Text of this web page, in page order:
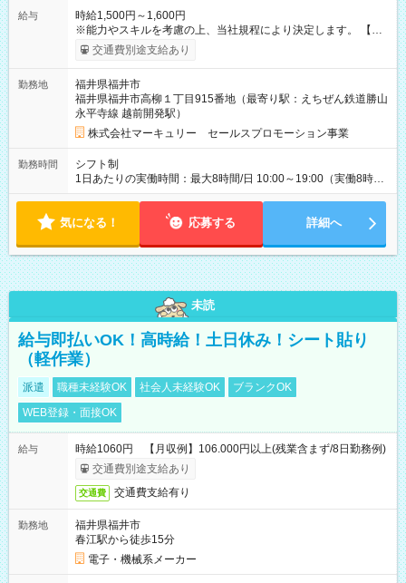
給与
時給1,500円～1,600円
※能力やスキルを考慮の上、当社規程により決定します。 【試
用期間】試用期間あり 試用期間の長さ：3ヶ月 雇用形態、給与
は本採用時と同じです。
交通費別途支給あり
勤務地
福井県福井市
福井県福井市高柳１丁目915番地（最寄り駅：えちぜん鉄道勝山
永平寺線 越前開発駅）
株式会社マーキュリー セールスプロモーション事業
勤務時間
シフト制
1日あたりの実働時間：最大8時間/日 10:00～19:00（実働8時間
／休憩1時間） ※シフト制・週5日勤務
気になる！ 応募する 詳細へ
未読
給与即払いOK！高時給！土日休み！シート貼り
（軽作業）
派遣 職種未経験OK 社会人未経験OK
ブランクOK
WEB登録・面接OK
給与
時給1060円 【月収例】106.000円以上(残業含まず/8日勤務例)
交通費別途支給あり
交通費 交通費支給有り
勤務地
福井県福井市
春江駅から徒歩15分
電子・機械系メーカー